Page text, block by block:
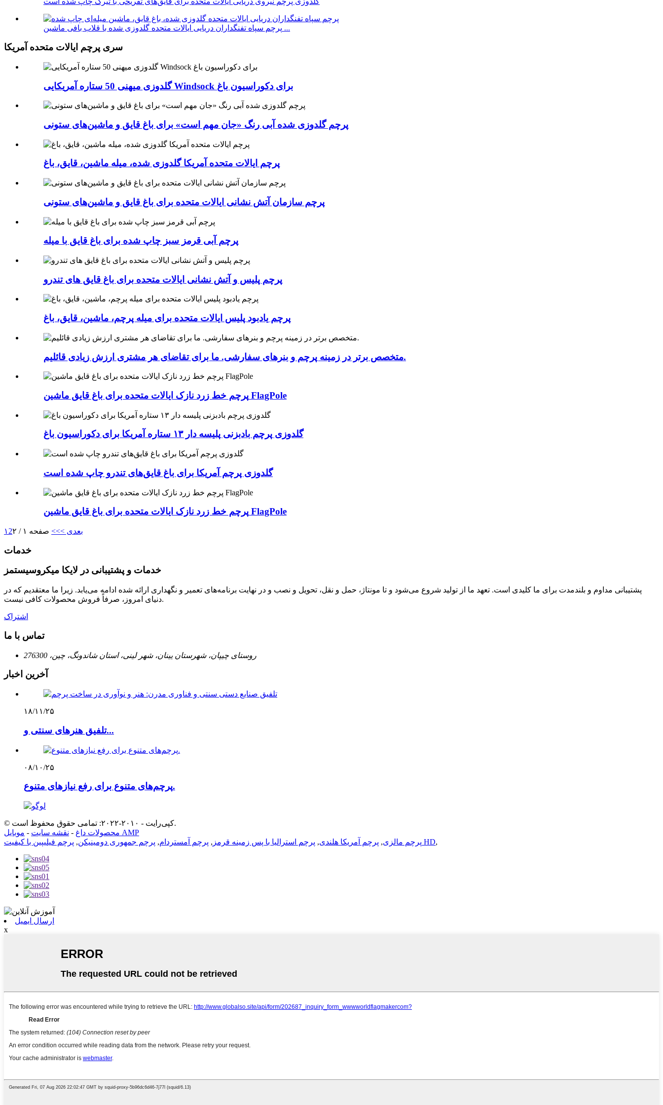
پرچم سپاه تفنگداران دریایی ایالات متحده گلدوزی شده با قلاب بافی ماشین ...
سری پرچم ایالات متحده آمریکا
گلدوزی میهنی 50 ستاره آمریکایی Windsock برای دکوراسیون باغ
پرچم گلدوزی شده آبی رنگ «جان مهم است» برای باغ قایق و ماشین‌های ستونی
پرچم ایالات متحده آمریکا گلدوزی شده، میله ماشین، قایق، باغ
پرچم سازمان آتش نشانی ایالات متحده برای باغ قایق و ماشین‌های ستونی
پرچم آبی قرمز سبز چاپ شده برای باغ قایق با میله
پرچم پلیس و آتش نشانی ایالات متحده برای باغ قایق های تندرو
پرچم یادبود پلیس ایالات متحده برای میله پرچم، ماشین، قایق، باغ
متخصص برتر در زمینه پرچم و بنرهای سفارشی. ما برای تقاضای هر مشتری ارزش زیادی قائلیم.
پرچم خط زرد نازک ایالات متحده برای باغ قایق ماشین FlagPole
گلدوزی پرچم بادبزنی پلیسه دار ۱۳ ستاره آمریکا برای دکوراسیون باغ
گلدوزی پرچم آمریکا برای باغ قایق‌های تندرو چاپ شده است
پرچم خط زرد نازک ایالات متحده برای باغ قایق ماشین FlagPole
۱ 2 بعدی >>> صفحه ۱ / ۲
خدمات
خدمات و پشتیبانی در لایکا میکروسیستمز
پشتیبانی مداوم و بلندمدت برای ما کلیدی است. تعهد ما از تولید شروع می‌شود و تا مونتاژ، حمل و نقل، تحویل و نصب و در نهایت برنامه‌های تعمیر و نگهداری ارائه شده ادامه می‌یابد. زیرا ما معتقدیم که در
دنیای امروز، صرفاً فروش محصولات کافی نیست.
اشتراک
تماس با ما
روستای چیپان، شهرستان یینان، شهر لینی، استان شاندونگ، چین، 276300
آخرین اخبار
۱۸/۱۱/۲۵
تلفیق هنرهای سنتی و...
۰۸/۱۰/۲۵
پرچم‌های متنوع برای رفع نیازهای متنوع.
© کپی‌رایت - ۲۰۱۰-۲۰۲۲: تمامی حقوق محفوظ است.
محصولات داغ - نقشه سایت -
موبایل AMP
پرچم مالزی, پرچم آمریکا هلندی, پرچم استرالیا با پس زمینه قرمز , پرچم آمستردام, پرچم جمهوری دومینیکن, پرچم فیلیپین با کیفیت HD,
ارسال ایمیل
x